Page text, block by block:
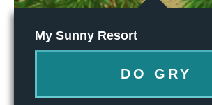
My Sunny Resort
DO GRY